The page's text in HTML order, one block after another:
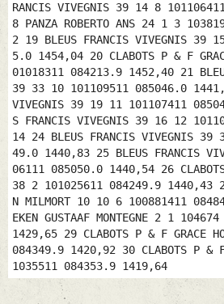
RANCIS VIVEGNIS 39 14 8
8 PANZA ROBERTO ANS 24 1 3
2 19 BLEUS FRANCIS VIVEGNIS 39
5.0 1454,04 20 CLABOTS P & F
01018311 084213.9 1452,40 21
39 33 10 101109511 085046.0
VIVEGNIS 39 19 11 101107411
S FRANCIS VIVEGNIS 39 16 12
14 24 BLEUS FRANCIS VIVEGNIS
49.0 1440,83 25 BLEUS FRANCIS
06111 085050.0 1440,54 26
38 2 101025611 084249.9 1440,43 27
N MILMORT 10 10 6 100881411
EKEN GUSTAAF MONTEGNE 2 1
1429,65 29 CLABOTS P & F GRACE
084349.9 1420,92 30 CLABOTS P &
1035511 084353.9 1419,64